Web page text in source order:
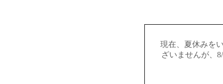
現在、夏休みを
ざいませんが、